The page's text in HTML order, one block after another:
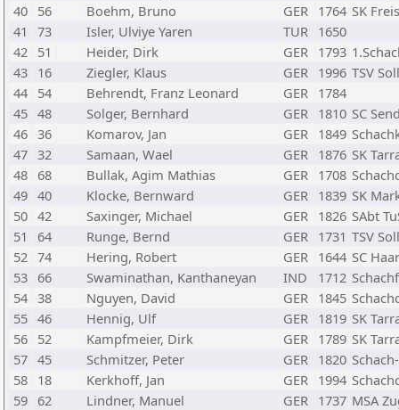
40 56 Boehm, Bruno GER 1764 SK
41
73 Isler, Ulviye Yaren TUR 1650
42 51 Heider, Dirk GER 1793
43 16 Ziegler, Klaus GER 1996 TSV
44 54 Behrendt, Franz Leonard GER 1784
45 48 Solger, Bernhard GER 1810 SC
46 36 Komarov, Jan GER 1849
47 32 Samaan, Wael GER 1876 SK
48 68 Bullak, Agim Mathias GER 1708
49 40 Klocke, Bernward GER 1839 SK
50 42 Saxinger, Michael GER 1826 SAbt
51
64 Runge, Bernd GER 1731 TSV
52 74 Hering, Robert GER 1644 SC
53 66 Swaminathan, Kanthaneyan IND 1712
54 38 Nguyen, David GER 1845
55 46 Hennig, Ulf GER 1819 SK
56 52 Kampfmeier, Dirk GER 1789 SK
57 45 Schmitzer, Peter GER 1820
58 18 Kerkhoff, Jan GER 1994
59 62 Lindner, Manuel GER 1737 MSA